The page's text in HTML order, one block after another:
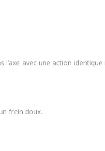
avec une action
frein doux.